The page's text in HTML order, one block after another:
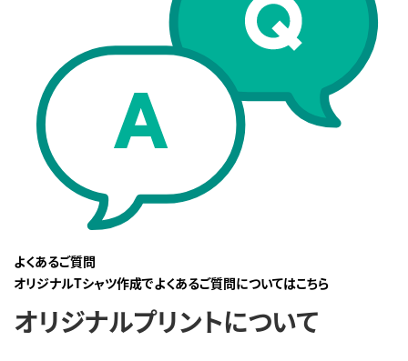
よくあるご質問
オリジナルTシャツ作成でよくあるご質問についてはこちら
オリジナルプリントについて